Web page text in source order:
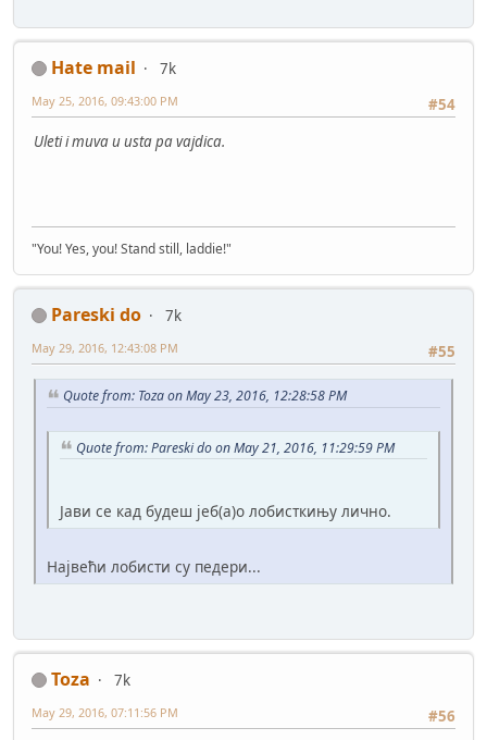
Hate mail
7k
#54
May 25, 2016, 09:43:00 PM
Uleti i muva u usta pa vajdica.
"You! Yes, you! Stand still, laddie!"
Pareski do
7k
#55
May 29, 2016, 12:43:08 PM
Quote from: Toza on May 23, 2016, 12:28:58 PM
Quote from: Pareski do on May 21, 2016, 11:29:59 PM
Јави се кад будеш јеб(а)о лобисткињу лично.
Највећи лобисти су педери...
Toza
7k
#56
May 29, 2016, 07:11:56 PM